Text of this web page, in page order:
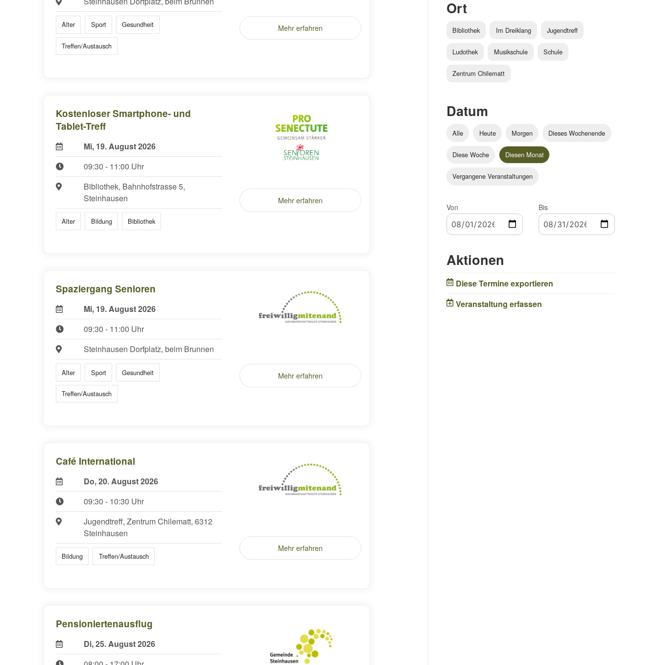
Alter Sport Gesundheit
Treffen/Austausch
Mehr erfahren
Kostenloser Smartphone- und
Tablet-Treff
Mi, 19. August 2026
09:30 - 11:00 Uhr
Bibliothek, Bahnhofstrasse 5,
Steinhausen
Alter Bildung Bibliothek
Mehr erfahren
Spaziergang Senioren
Mi, 19. August 2026
09:30 - 11:00 Uhr
Steinhausen Dorfplatz, beim Brunnen
Alter Sport Gesundheit
Treffen/Austausch
Mehr erfahren
Café International
Do, 20. August 2026
09:30 - 10:30 Uhr
Jugendtreff, Zentrum Chilematt, 6312
Steinhausen
Bildung Treffen/Austausch
Mehr erfahren
Pensioniertenausflug
Di, 25. August 2026
Ort
Bibliothek Im Dreiklang Jugendtreff
Ludothek Musikschule Schule
Zentrum Chilematt
Datum
Alle Heute Morgen Dieses Wochenende
Diese Woche Diesen Monat
Vergangene Veranstaltungen
Von Bis
Aktionen
Diese Termine exportieren
Veranstaltung erfassen